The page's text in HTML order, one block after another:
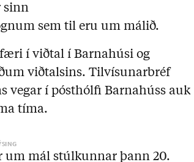
sinn
sem til eru um málið.
í viðtal í Barnahúsi og
viðtalsins. Tilvísunarbréf
vegar í pósthólfi Barnahúss auk
tíma.
um mál stúlkunnar þann 20.